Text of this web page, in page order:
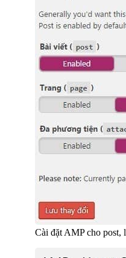
Cài đặt AMP cho post,